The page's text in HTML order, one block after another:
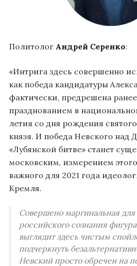
Политолог Андрей Серенко:
«Интрига здесь совершенно
как победа кандидатуры
фактически, предрешена
празднованием в
летия со дня рождения
князя. И победа Невского над
«Лубянской битве» станет
московским, измерением
важного для 2021 года
Кремля.
Совершено маргинальная
российского сознания
выглядит здесь чистым
подчеркнуть
Невский просто обречен на